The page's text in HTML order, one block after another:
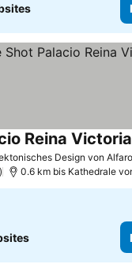
Design von
Reina Victoria
0.6 km bis Kathedrale